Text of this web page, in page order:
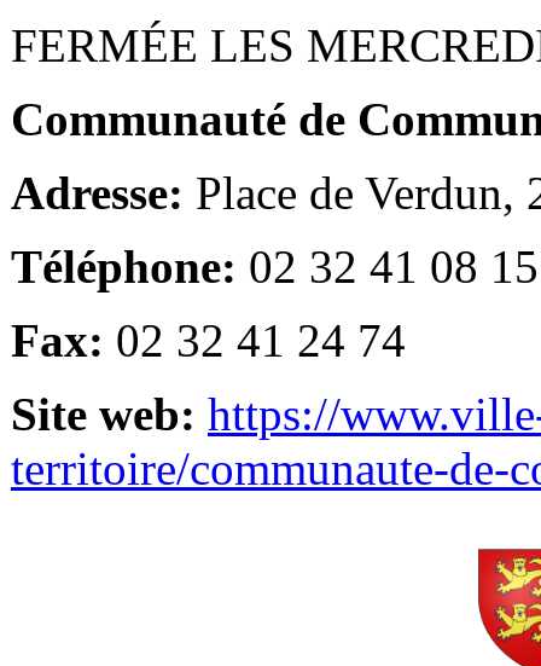
FERMÉE LES
Communauté de
Adresse: Place de Verdun,
Téléphone: 02 32 41 08 15
Fax: 02 32 41 24 74
Site web: https://
territoire/communaute-de-